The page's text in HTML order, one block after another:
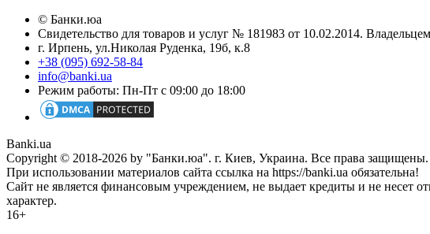
© Банки.юа
Свидетельство для товаров и услуг № 181983 от 10.02.2014.
г. Ирпень, ул.Николая Руденка, 19б, к.8
+38 (095) 692-58-84
info@banki.ua
Режим работы: Пн-Пт с 09:00 до 18:00
Banki.ua
Copyright © 2018-2026 by "Банки.юа". г. Киев, Украина. Все права защищены.
При использовании материалов сайта ссылка на https://banki.ua обязательна!
Сайт не является финансовым учреждением, не выдает кредиты и не несет
характер.
16+